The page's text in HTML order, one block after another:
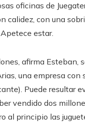
oficinas de
calidez, con una
estar.
afirma Esteban,
una empresa con
Puede resultar
vendido dos
al principio las